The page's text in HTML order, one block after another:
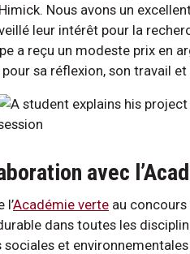
Nous avons un
leur intérêt pour la
a reçu un modeste prix en
sa réflexion, son travail
avec
l’Académie verte au
dans toutes les
sociales et